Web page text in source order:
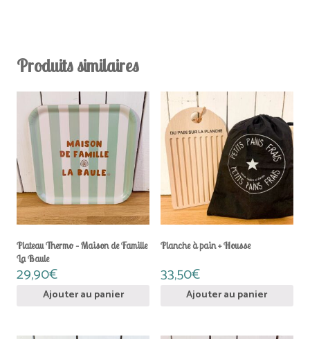
Produits similaires
Plateau Thermo – Maison de Famille
La Baule
29,90€
Ajouter au panier
Planche à pain + Housse
33,50€
Ajouter au panier